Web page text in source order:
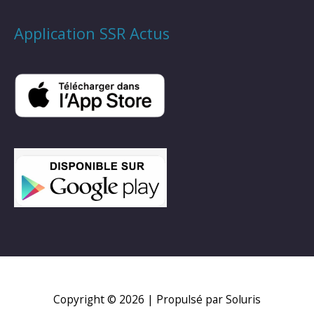
Application SSR Actus
Copyright © 2026 | Propulsé par Soluris